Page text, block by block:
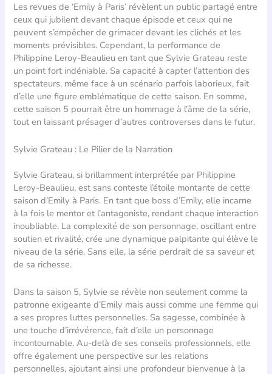
Les revues de ‘Emily à Paris’ révèlent un public partagé entre
ceux qui jubilent devant chaque épisode et ceux qui ne
peuvent s’empêcher de grimacer devant les clichés et les
moments prévisibles. Cependant, la performance de
Philippine Leroy-Beaulieu en tant que Sylvie Grateau reste
un point fort indéniable. Sa capacité à capter l’attention des
spectateurs, même face à un scénario parfois laborieux, fait
d’elle une figure emblématique de cette saison. En somme,
cette saison 5 pourrait être un hommage à l’âme de la série,
tout en laissant présager d’autres controverses dans le futur.
Sylvie Grateau : Le Pilier de la Narration
Sylvie Grateau, si brillamment interprétée par Philippine
Leroy-Beaulieu, est sans conteste l’étoile montante de cette
saison d’Emily à Paris. En tant que boss d’Emily, elle incarne
à la fois le mentor et l’antagoniste, rendant chaque interaction
inoubliable. La complexité de son personnage, oscillant entre
soutien et rivalité, crée une dynamique palpitante qui élève le
niveau de la série. Sans elle, la série perdrait de sa saveur et
de sa richesse.
Dans la saison 5, Sylvie se révèle non seulement comme la
patronne exigeante d’Emily mais aussi comme une femme qui
a ses propres luttes personnelles. Sa sagesse, combinée à
une touche d’irrévérence, fait d’elle un personnage
incontournable. Au-delà de ses conseils professionnels, elle
offre également une perspective sur les relations
personnelles, ajoutant ainsi une profondeur bienvenue à la